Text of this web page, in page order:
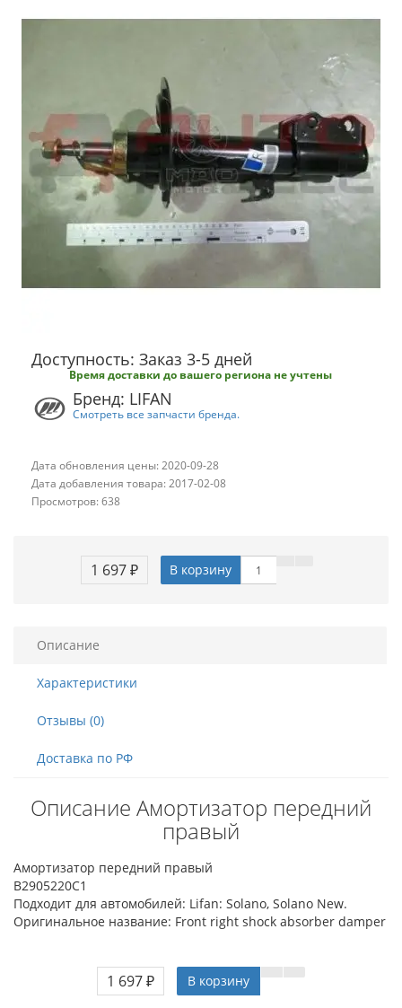
Доступность: Заказ 3-5 дней
Время доставки до вашего региона не учтены
Бренд: LIFAN
Смотреть все запчасти бренда.
Дата обновления цены: 2020-09-28
Дата добавления товара: 2017-02-08
Просмотров: 638
1 697 ₽ В корзину
Описание
Характеристики
Отзывы (0)
Доставка по РФ
Описание Амортизатор передний
правый
Амортизатор передний правый
B2905220C1
Подходит для автомобилей: Lifan: Solano, Solano New.
Оригинальное название: Front right shock absorber damper
1 697 ₽
В корзину